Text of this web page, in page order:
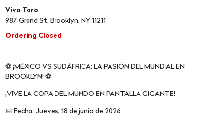
Viva Toro
987 Grand St, Brooklyn, NY 11211
Ordering Closed
⚽ ¡MÉXICO VS SUDÁFRICA: LA PASIÓN DEL MUNDIAL EN
BROOKLYN! ⚽
¡VIVE LA COPA DEL MUNDO EN PANTALLA GIGANTE!
📅 Fecha: Jueves, 18 de junio de 2026